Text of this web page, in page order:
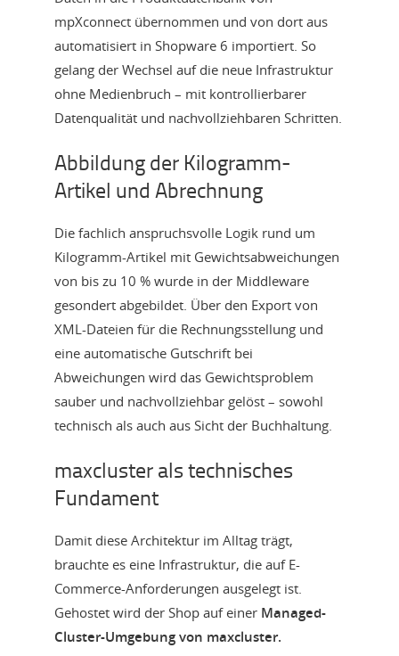
mpXconnect übernommen und von dort aus
automatisiert in Shopware 6 importiert. So
gelang der Wechsel auf die neue Infrastruktur
ohne Medienbruch – mit kontrollierbarer
Datenqualität und nachvollziehbaren Schritten.
Abbildung der Kilogramm-
Artikel und Abrechnung
Die fachlich anspruchsvolle Logik rund um
Kilogramm-Artikel mit Gewichtsabweichungen
von bis zu 10 % wurde in der Middleware
gesondert abgebildet. Über den Export von
XML-Dateien für die Rechnungsstellung und
eine automatische Gutschrift bei
Abweichungen wird das Gewichtsproblem
sauber und nachvollziehbar gelöst – sowohl
technisch als auch aus Sicht der Buchhaltung.
maxcluster als technisches
Fundament
Damit diese Architektur im Alltag trägt,
brauchte es eine Infrastruktur, die auf E-
Commerce-Anforderungen ausgelegt ist.
Gehostet wird der Shop auf einer Managed-
Cluster-Umgebung von maxcluster.